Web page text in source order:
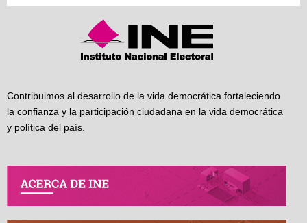
Contribuimos al desarrollo de la vida democrática fortaleciendo
la confianza y la participación ciudadana en la vida democrática
y política del país.